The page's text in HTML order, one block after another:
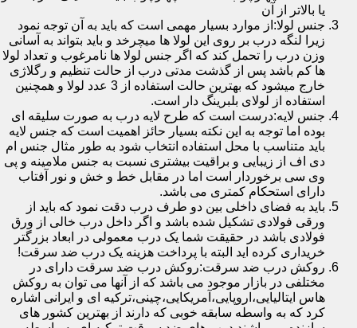
یا بالاتر از آن
جنس لولا:از موارد بسیار مهمی است که باید به آن توجه نمود
زیرا لنگه درب بر روی این لولا ها میچرخد و باید بتواند به آسانی
وزن درب را تحمل کند که اگر جنس لولا ها نامرغوب و تعداد لولا
ها کم باشد پس از گذشت مدتی درب از حالت تنظیم و رگلاژی
خارج میشود که بهترین حالت استفاده از 3 عدد لولا و همچنین
استفاده از لولای بلبرینگ دار است.
جنس لایه:درست است که طرح لایه درب به صورت سلیقه ای
بوده اما توجه به این نکته بسیار حائز اهمیت است که جنس لایه
باید متناسب با محل استفاده انتخاب شود به طور مثال جنس ام
دی اف از زیبایی و براقیت بیشتری نسبت به جنس ملامینه و پی
وی سی برخوردار است اما در مقابل خط و خش و نور آفتاب
دارای استحکام کمتری می باشد.
باید به فضای داخلی بین دو طرف درب دقت نمود که باید از
ورقی فولادی تشکیل شده باشد و اگر داخل درب خالی از ورق
فولادی باشد در حقیقت شما یک درب معمولی در ابعاد بزرگتر
خریداری کرده اید البته با پرداخت هزینه یک درب ضد سرقت!
روکش درب ضد سرقت:روکش درب ضد سرقت دارای در
مختلفی در بازار موجود می باشد که از آنها می توان به روکش
هاس ایتالیایی،اروپایی،آمریکایی،چینی،ترکیه ای و ایرانی اشاره
کرد که به واسطه سابقه خوبی که دارند از بهترین کشور های